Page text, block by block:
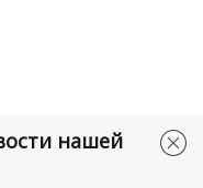
нашей